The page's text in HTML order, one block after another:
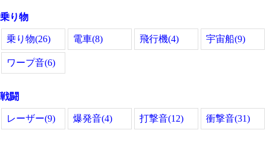
乗り物
乗り物(26) 電車(8) 飛行機(4) 宇宙船(9)
ワープ音(6)
戦闘
レーザー(9) 爆発音(4) 打撃音(12) 衝撃音(31)